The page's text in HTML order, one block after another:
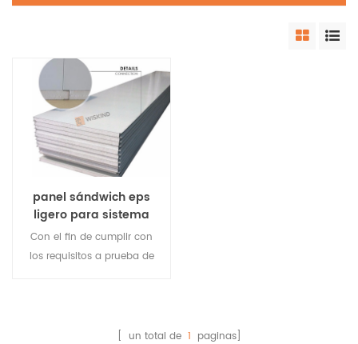
panel sándwich eps
ligero para sistema
de pared de metal
Con el fin de cumplir con
los requisitos a prueba de
panel de pared sándwich
[ un total de 1 paginas]